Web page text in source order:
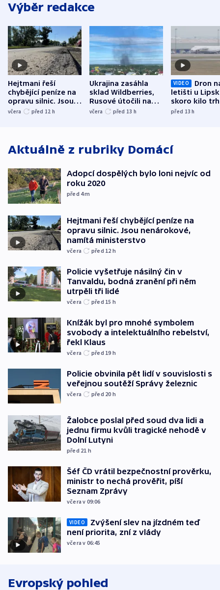
Výběr redakce
Hejtmani řeší
chybějící peníze na
opravu silnic. Jsou
nenárokové, namítá
včera před 12 h
Ukrajina zasáhla
sklad Wildberries,
Rusové útočili na
trh, hasiče či
včera před 13 h
VIDEO
Dron
letišti u
skoro kilo
indicie
před 13h
Aktuálně z rubriky Domácí
Adopcí dospělých bylo loni nejvíc od
roku 2020
před 4m
Hejtmani řeší chybějící peníze na
opravu silnic. Jsou nenárokové,
namítá ministerstvo
včera před 12 h
Policie vyšetřuje násilný čin v
Tanvaldu, bodná zranění při něm
utrpěli tři lidé
včera před 15 h
Knížák byl pro mnohé symbolem
svobody a intelektuálního rebelství,
řekl Klaus
včera před 19 h
Policie obvinila pět lidí v souvislosti s
veřejnou soutěží Správy železnic
včera před 20 h
Žalobce poslal před soud dva lidi a
jednu firmu kvůli tragické nehodě v
Dolní Lutyni
před 21 h
Šéf ČD vrátil bezpečnostní prověrku,
ministr to nechá prověřit, píší
Seznam Zprávy
včera v 09:06
VIDEO
Zvýšení slev na jízdném teď
není priorita, zní z vlády
včera v 06:45
Evropský pohled